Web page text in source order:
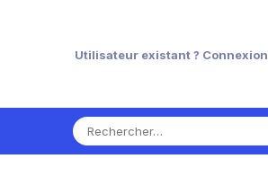
Utilisateur existant ? Connexion